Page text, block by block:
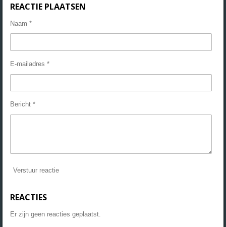
REACTIE PLAATSEN
Naam *
E-mailadres *
Bericht *
Verstuur reactie
REACTIES
Er zijn geen reacties geplaatst.